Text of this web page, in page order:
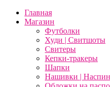
Главная
Магазин
Футболки
Худи | Свитшоты
Свитеры
Кепки-тракеры
Шапки
Нашивки |